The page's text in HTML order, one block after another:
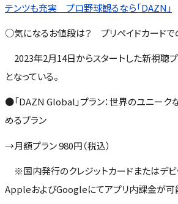
テンツも充実 プロ野球観るなら「DAZN」
○気になるお値段は？ プリペイドカードで
2023年2月14日からスタートした新視聴プ
となっている。
●「DAZN Global」プラン：世界のユニーク
めるプラン
→月額プラン 980円（税込）
※国内発行のクレジットカードまたはデビ
AppleおよびGoogleにてアプリ内課金が可